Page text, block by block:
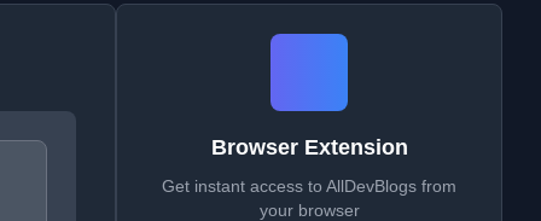
Browser Extension
Get instant access to AllDevBlogs from
your browser